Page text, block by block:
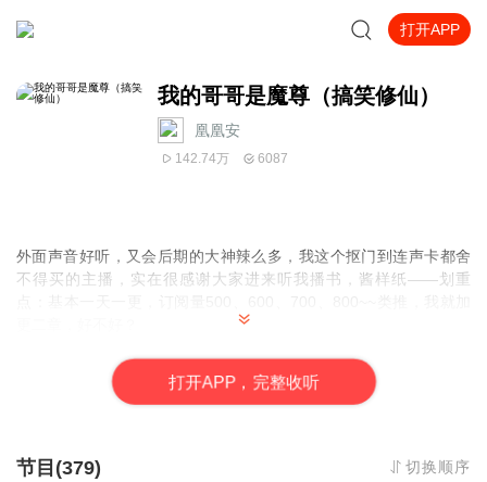
打开APP
我的哥哥是魔尊（搞笑修仙）
凰凰安
142.74万 6087
外面声音好听，又会后期的大神辣么多，我这个抠门到连声卡都舍
不得买的主播，实在很感谢大家进来听我播书，酱样纸——划重
最近双休都要全天上课，抱歉抱歉。所以订阅量的小目标就订高一
点，否则来不及录书了。如果承诺达不到，会很对不起大家，对吧~
我哪里不足嘛。欢迎拍砖。
打开APP，完整收听
节目(379) 切换顺序